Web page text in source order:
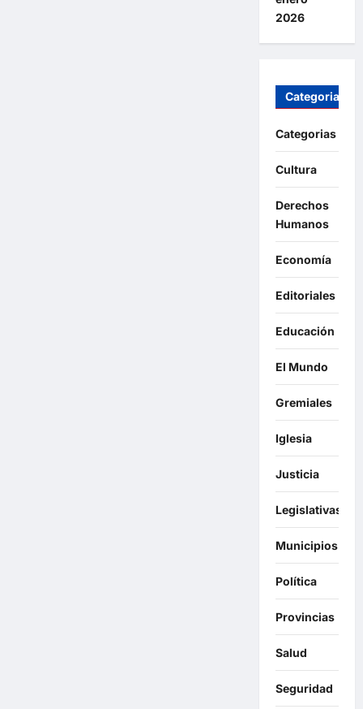
2026
Categorias
Categorias
Cultura
Derechos
Humanos
Economía
Editoriales
Educación
El Mundo
Gremiales
Iglesia
Justicia
Legislativas
Municipios
Política
Provincias
Salud
Seguridad